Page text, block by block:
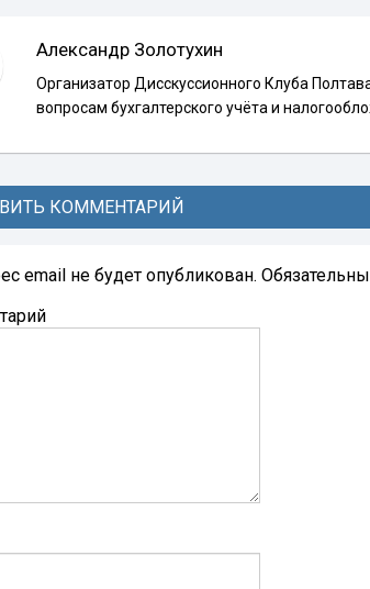
Александр Золотухин
Организатор Дисскуссионного Клуба
вопросам бухгалтерского учёта и
КОММЕНТАРИЙ
email не будет опубликован.